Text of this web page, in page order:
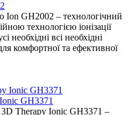
GH2002 – технологічний
технологією іонізації
необхідні всі необхідні
комфортної та ефективної
GH3371
Therapy Ionic GH3371 –